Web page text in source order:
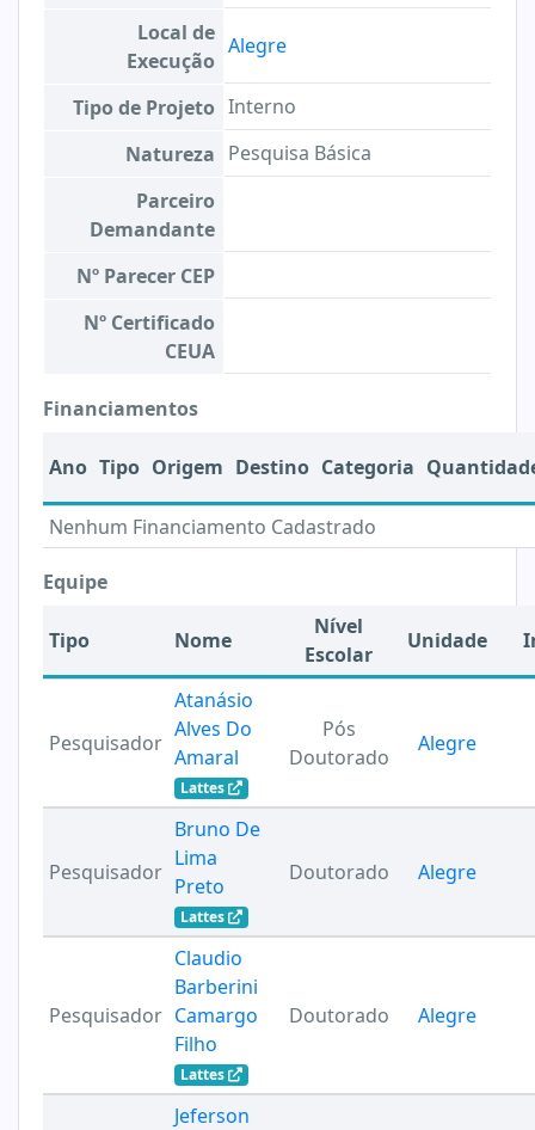
Local de
Execução
Alegre
Tipo de Projeto Interno
Natureza Pesquisa Básica
Parceiro
Demandante
Nº Parecer CEP
Nº Certificado
CEUA
Financiamentos
Ano Tipo Origem Destino Categoria
Nenhum Financiamento Cadastrado
Equipe
Tipo Nome
Nível
Escolar
Unidade
Pesquisador
Atanásio
Alves Do
Amaral
Lattes
Pós
Doutorado
Alegre
Pesquisador
Bruno De
Lima
Preto
Lattes
Doutorado Alegre
Pesquisador
Claudio
Barberini
Camargo
Filho
Lattes
Doutorado Alegre
Jeferson